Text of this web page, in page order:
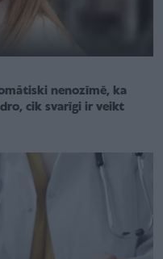
nenozīmē, ka
cik svarīgi ir veikt